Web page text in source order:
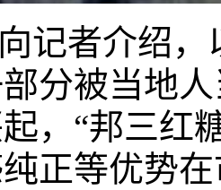
记者介绍
分被当地
，“邦三红
正等优势